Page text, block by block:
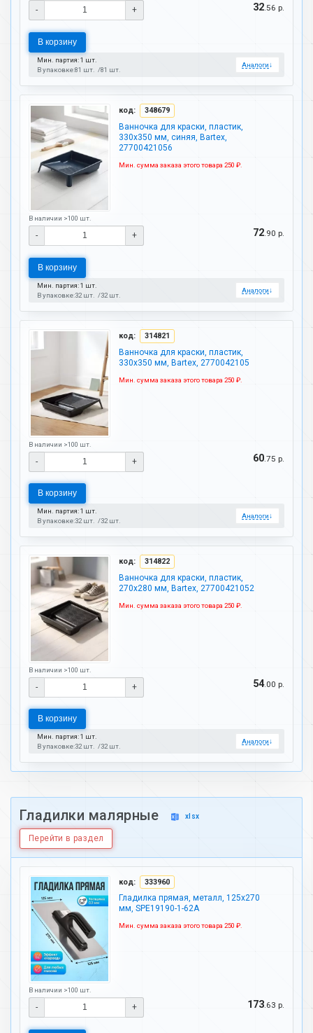
- + 32.56 р.
В корзину
Мин. партия: 1 шт.
В упаковке:81 шт. 81 шт.
Аналоги↓
код: 348679
Ванночка для краски, пластик,
330х350 мм, синяя, Bartex,
27700421056
Мин. сумма заказа этого товара 250 ₽.
В наличии >100 шт.
- + 72.90 р.
В корзину
Мин. партия: 1 шт.
В упаковке:32 шт. 32 шт.
Аналоги↓
код: 314821
Ванночка для краски, пластик,
330х350 мм, Bartex, 2770042105
Мин. сумма заказа этого товара 250 ₽.
В наличии >100 шт.
- + 60.75 р.
В корзину
Мин. партия: 1 шт.
В упаковке:32 шт. 32 шт.
Аналоги↓
код: 314822
Ванночка для краски, пластик,
270х280 мм, Bartex, 27700421052
Мин. сумма заказа этого товара 250 ₽.
В наличии >100 шт.
- + 54.00 р.
В корзину
Мин. партия: 1 шт.
В упаковке:32 шт. 32 шт.
Аналоги↓
Гладилки малярные xlsx
Перейти в раздел
код: 333960
Гладилка прямая, металл, 125х270
мм, SPE19190-1-62A
Мин. сумма заказа этого товара 250 ₽.
В наличии >100 шт.
- + 173 .63 р.